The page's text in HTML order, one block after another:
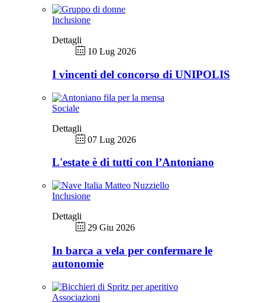
Inclusione
Dettagli
10 Lug 2026
I vincenti del concorso di UNIPOLIS
Sociale
Dettagli
07 Lug 2026
L'estate è di tutti con l’Antoniano
Inclusione
Dettagli
29 Giu 2026
In barca a vela per confermare le
autonomie
Associazioni